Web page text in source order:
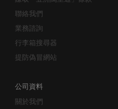
聯絡我們
業務諮詢
行李箱搜尋器
提防偽冒網站
公司資料
關於我們